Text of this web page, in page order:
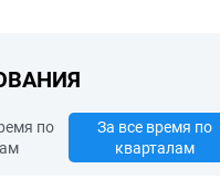
по
За все время по
кварталам